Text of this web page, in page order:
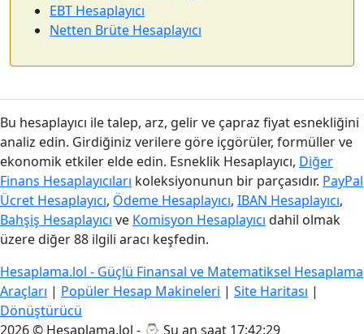
EBT Hesaplayıcı
Netten Brüte Hesaplayıcı
Bu hesaplayıcı ile talep, arz, gelir ve çapraz fiyat esnekliğini
analiz edin. Girdiğiniz verilere göre içgörüler, formüller ve
ekonomik etkiler elde edin. Esneklik Hesaplayıcı, Diğer
Finans Hesaplayıcıları koleksiyonunun bir parçasıdır. PayPal
Ücret Hesaplayıcı, Ödeme Hesaplayıcı, IBAN Hesaplayıcı,
Bahşiş Hesaplayıcı ve Komisyon Hesaplayıcı dahil olmak
üzere diğer 88 ilgili aracı keşfedin.
Hesaplama.lol - Güçlü Finansal ve Matematiksel Hesaplama
Araçları | Popüler Hesap Makineleri | Site Haritası |
Dönüştürücü
2026 © Hesaplama.lol - ⌚ Şu an saat 17:42:29